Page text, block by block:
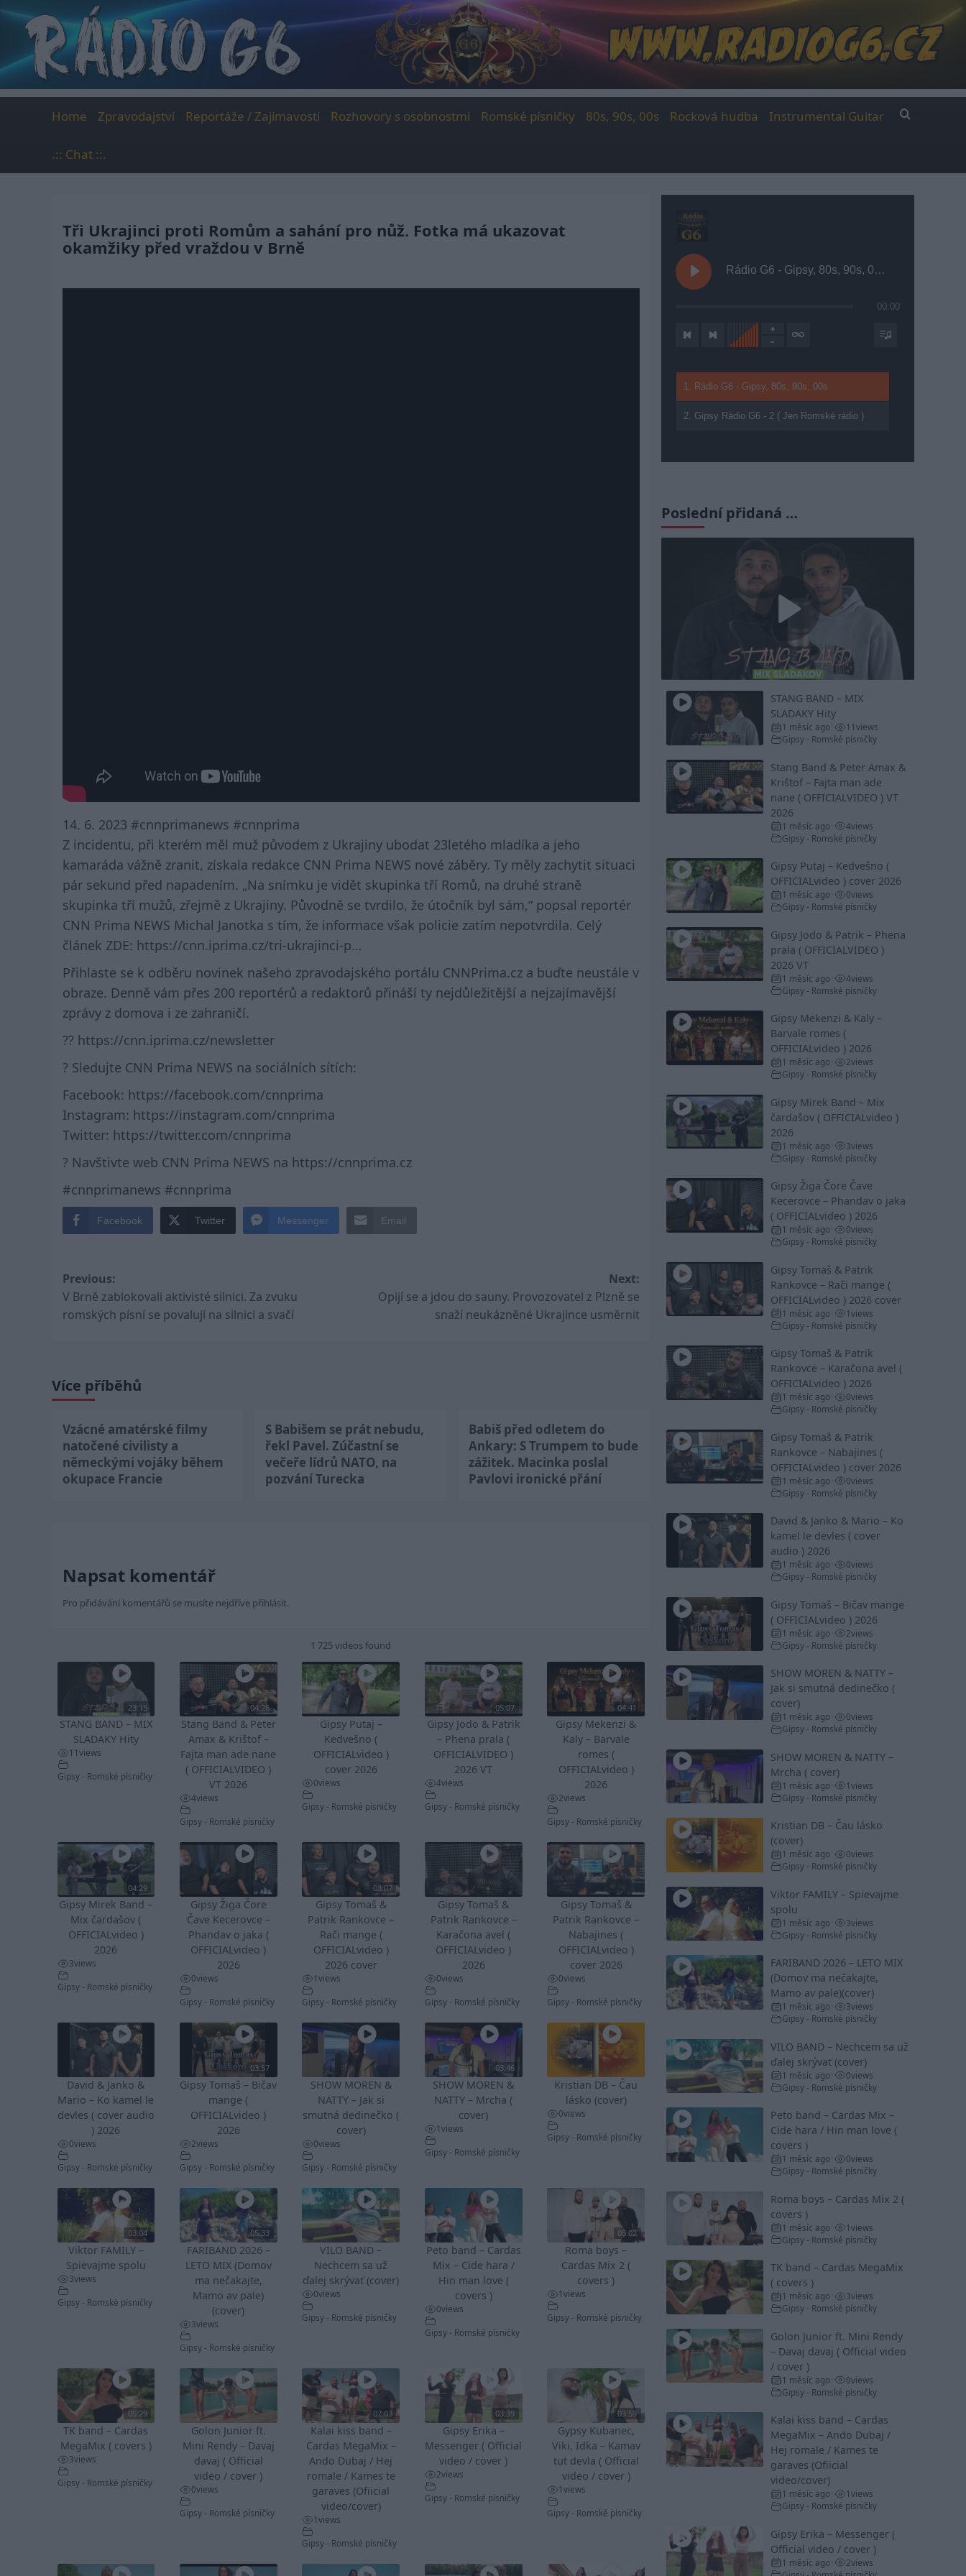
content
Home Zpravodajství Reportáže / Zajímavosti Rozhovory s osobnostmi Romské písničky 80s, 90s, 00s Rocková hudba Instrumental Guitar
.:: Chat ::.
Tři Ukrajinci proti Romům a sahání pro nůž. Fotka má ukazovat
okamžiky před vraždou v Brně
14. 6. 2023 #cnnprimanews #cnnprima
Z incidentu, při kterém měl muž původem z Ukrajiny ubodat 23letého mladíka a jeho
kamaráda vážně zranit, získala redakce CNN Prima NEWS nové záběry. Ty měly zachytit situaci
pár sekund před napadením. „Na snímku je vidět skupinka tří Romů, na druhé straně
skupinka tří mužů, zřejmě z Ukrajiny. Původně se tvrdilo, že útočník byl sám,“ popsal reportér
CNN Prima NEWS Michal Janotka s tím, že informace však policie zatím nepotvrdila. Celý
článek ZDE: https://cnn.iprima.cz/tri-ukrajinci-p…
Přihlaste se k odběru novinek našeho zpravodajského portálu CNNPrima.cz a buďte neustále v
obraze. Denně vám přes 200 reportérů a redaktorů přináší ty nejdůležitější a nejzajímavější
zprávy z domova i ze zahraničí.
?? https://cnn.iprima.cz/newsletter
? Sledujte CNN Prima NEWS na sociálních sítích:
Facebook: https://facebook.com/cnnprima
Instagram: https://instagram.com/cnnprima
Twitter: https://twitter.com/cnnprima
? Navštivte web CNN Prima NEWS na https://cnnprima.cz
#cnnprimanews #cnnprima
Facebook Twitter Messenger Email
Post
navigation
Previous:
V Brně zablokovali aktivisté silnici. Za zvuku
romských písní se povalují na silnici a svačí
Next:
Opijí se a jdou do sauny. Provozovatel z Plzně se
snaží neukázněné Ukrajince usměrnit
Více příběhů
Vzácné amatérské filmy
natočené civilisty a
německými vojáky během
okupace Francie
S Babišem se prát nebudu,
řekl Pavel. Zúčastní se
večeře lídrů NATO, na
pozvání Turecka
Babiš před odletem do
Ankary: S Trumpem to bude
zážitek. Macinka poslal
Pavlovi ironické přání
Napsat komentář
Pro přidávání komentářů se musíte nejdříve přihlásit.
1 725 videos found
23:15
STANG BAND – MIX
SLADAKY Hity
11views
Gipsy - Romské písničky
04:26
Stang Band & Peter
Amax & Krištof –
Fajta man ade nane
( OFFICIALVIDEO )
VT 2026
4views
Gipsy - Romské písničky
Gipsy Putaj –
Kedvešno (
OFFICIALvideo )
cover 2026
0views
Gipsy - Romské písničky
05:07
Gipsy Jodo & Patrik
– Phena prala (
OFFICIALVIDEO )
2026 VT
4views
Gipsy - Romské písničky
04:41
Gipsy Mekenzi &
Kaly – Barvale
romes (
OFFICIALvideo )
2026
2views
Gipsy - Romské písničky
04:29
Gipsy Mirek Band –
Mix čardašov (
OFFICIALvideo )
2026
3views
Gipsy - Romské písničky
Gipsy Žiga Čore
Čave Kecerovce –
Phandav o jaka (
OFFICIALvideo )
2026
0views
Gipsy - Romské písničky
03:07
Gipsy Tomaš &
Patrik Rankovce –
Rači mange (
OFFICIALvideo )
2026 cover
1views
Gipsy - Romské písničky
Gipsy Tomaš &
Patrik Rankovce –
Karačona avel (
OFFICIALvideo )
2026
0views
Gipsy - Romské písničky
Gipsy Tomaš &
Patrik Rankovce –
Nabajines (
OFFICIALvideo )
cover 2026
0views
Gipsy - Romské písničky
David & Janko &
Mario – Ko kamel le
devles ( cover audio
) 2026
0views
Gipsy - Romské písničky
03:57
Gipsy Tomaš – Bičav
mange (
OFFICIALvideo )
2026
2views
Gipsy - Romské písničky
SHOW MOREN &
NATTY – Jak si
smutná dedinečko (
cover)
0views
Gipsy - Romské písničky
03:46
SHOW MOREN &
NATTY – Mrcha (
cover)
1views
Gipsy - Romské písničky
Kristian DB – Čau
lásko (cover)
0views
Gipsy - Romské písničky
03:04
Viktor FAMILY –
Spievajme spolu
3views
Gipsy - Romské písničky
05:33
FARIBAND 2026 –
LETO MIX (Domov
ma nečakajte,
Mamo av pale)
(cover)
3views
Gipsy - Romské písničky
VILO BAND –
Nechcem sa už
ďalej skrývať (cover)
0views
Gipsy - Romské písničky
Peto band – Cardas
Mix – Cide hara /
Hin man love (
covers )
0views
Gipsy - Romské písničky
05:02
Roma boys –
Cardas Mix 2 (
covers )
1views
Gipsy - Romské písničky
05:29
TK band – Cardas
MegaMix ( covers )
3views
Gipsy - Romské písničky
Golon Junior ft.
Mini Rendy – Davaj
davaj ( Official
video / cover )
0views
Gipsy - Romské písničky
07:03
Kalai kiss band –
Cardas MegaMix –
Ando Dubaj / Hej
romale / Kames te
garaves (Ofiicial
video/cover)
1views
Gipsy - Romské písničky
03:39
Gipsy Erika –
Messenger ( Official
video / cover )
2views
Gipsy - Romské písničky
03:59
Gypsy Kubanec,
Viki, Idka – Kamav
tut devla ( Official
video / cover )
1views
Gipsy - Romské písničky
Rádio G6 - Gipsy, 80s, 90s, 00s
00:00
1. Rádio G6 - Gipsy, 80s, 90s, 00s
2. Gipsy Rádio G6 - 2 ( Jen Romské rádio )
Poslední přidaná …
Play
Video
STANG BAND – MIX
SLADAKY Hity
1 měsíc ago 11views
Gipsy - Romské písničky
Stang Band & Peter Amax &
Krištof – Fajta man ade
nane ( OFFICIALVIDEO ) VT
2026
1 měsíc ago 4views
Gipsy - Romské písničky
Gipsy Putaj – Kedvešno (
OFFICIALvideo ) cover 2026
1 měsíc ago 0views
Gipsy - Romské písničky
Gipsy Jodo & Patrik – Phena
prala ( OFFICIALVIDEO )
2026 VT
1 měsíc ago 4views
Gipsy - Romské písničky
Gipsy Mekenzi & Kaly –
Barvale romes (
OFFICIALvideo ) 2026
1 měsíc ago 2views
Gipsy - Romské písničky
Gipsy Mirek Band – Mix
čardašov ( OFFICIALvideo )
2026
1 měsíc ago 3views
Gipsy - Romské písničky
Gipsy Žiga Čore Čave
Kecerovce – Phandav o jaka
( OFFICIALvideo ) 2026
1 měsíc ago 0views
Gipsy - Romské písničky
Gipsy Tomaš & Patrik
Rankovce – Rači mange (
OFFICIALvideo ) 2026 cover
1 měsíc ago 1views
Gipsy - Romské písničky
Gipsy Tomaš & Patrik
Rankovce – Karačona avel (
OFFICIALvideo ) 2026
1 měsíc ago 0views
Gipsy - Romské písničky
Gipsy Tomaš & Patrik
Rankovce – Nabajines (
OFFICIALvideo ) cover 2026
1 měsíc ago 0views
Gipsy - Romské písničky
David & Janko & Mario – Ko
kamel le devles ( cover
audio ) 2026
1 měsíc ago 0views
Gipsy - Romské písničky
Gipsy Tomaš – Bičav mange
( OFFICIALvideo ) 2026
1 měsíc ago 2views
Gipsy - Romské písničky
SHOW MOREN & NATTY –
Jak si smutná dedinečko (
cover)
1 měsíc ago 0views
Gipsy - Romské písničky
SHOW MOREN & NATTY –
Mrcha ( cover)
1 měsíc ago 1views
Gipsy - Romské písničky
Kristian DB – Čau lásko
(cover)
1 měsíc ago 0views
Gipsy - Romské písničky
Viktor FAMILY – Spievajme
spolu
1 měsíc ago 3views
Gipsy - Romské písničky
FARIBAND 2026 – LETO MIX
(Domov ma nečakajte,
Mamo av pale)(cover)
1 měsíc ago 3views
Gipsy - Romské písničky
VILO BAND – Nechcem sa už
ďalej skrývať (cover)
1 měsíc ago 0views
Gipsy - Romské písničky
Peto band – Cardas Mix –
Cide hara / Hin man love (
covers )
1 měsíc ago 0views
Gipsy - Romské písničky
Roma boys – Cardas Mix 2 (
covers )
1 měsíc ago 1views
Gipsy - Romské písničky
TK band – Cardas MegaMix
( covers )
1 měsíc ago 3views
Gipsy - Romské písničky
Golon Junior ft. Mini Rendy
– Davaj davaj ( Official video
/ cover )
1 měsíc ago 0views
Gipsy - Romské písničky
Kalai kiss band – Cardas
MegaMix – Ando Dubaj /
Hej romale / Kames te
garaves (Ofiicial
video/cover)
1 měsíc ago 1views
Gipsy - Romské písničky
Gipsy Erika – Messenger (
Official video / cover )
1 měsíc ago 2views